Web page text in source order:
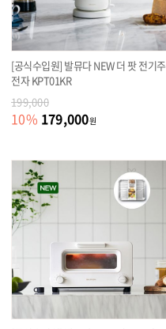
[공식수입원] 발뮤다 NEW 더 팟 전기주
전자 KPT01KR
199,000
10% 179,000원